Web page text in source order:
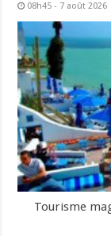
08h45 - 7 août 2026
Tourisme